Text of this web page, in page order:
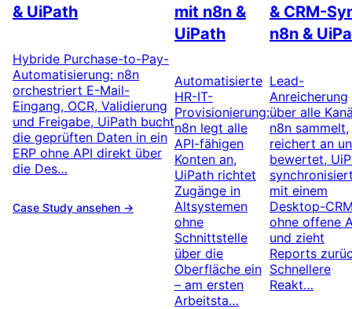
& UiPath
Hybride Purchase-to-Pay-
Automatisierung: n8n
orchestriert E-Mail-
Eingang, OCR, Validierung
und Freigabe, UiPath bucht
die geprüften Daten in ein
ERP ohne API direkt über
die Des…
Case Study ansehen →
mit n8n &
UiPath
Automatisierte
HR-IT-
Provisionierung:
n8n legt alle
API-fähigen
Konten an,
UiPath richtet
Zugänge in
Altsystemen
ohne
Schnittstelle
über die
Oberfläche ein
– am ersten
Arbeitsta…
& CRM-
n8n &
Lead-
Anreicherung
über alle
n8n sammelt,
reichert an
bewertet,
mit einem
Desktop-
ohne offene
und zieht
Reports
Schnellere
Reakt…